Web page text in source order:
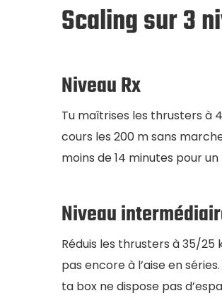
Scaling sur 3
Niveau Rx
Tu maîtrises les thrusters à
cours les 200 m sans
moins de 14 minutes pour un
Niveau
Réduis les thrusters à 35/
pas encore à l’aise en
ta box ne dispose pas